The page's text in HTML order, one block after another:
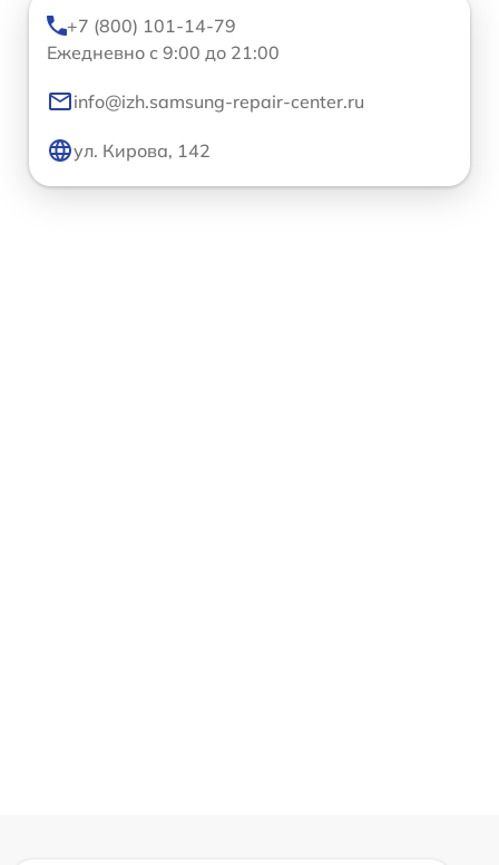
+7 (800) 101-14-79
Ежедневно с 9:00 до 21:00
info@izh.samsung-repair-center.ru
ул. Кирова, 142